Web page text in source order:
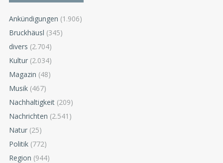
Ankündigungen (1.906)
Bruckhäusl (345)
divers (2.704)
Kultur (2.034)
Magazin (48)
Musik (467)
Nachhaltigkeit (209)
Nachrichten (2.541)
Natur (25)
Politik (772)
Region (944)